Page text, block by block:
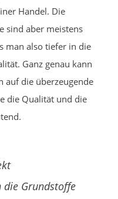
Handel. Die
sind aber meistens
man also tiefer in die
Ganz genau kann
auf die überzeugende
die Qualität und die
Grundstoffe